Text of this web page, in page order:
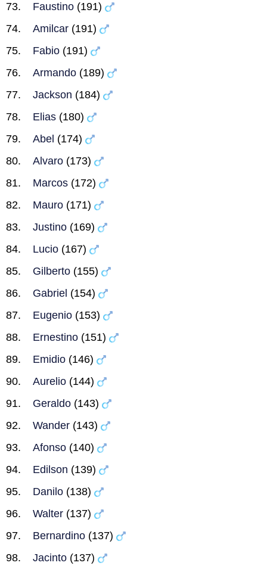
Faustino (191)
Amilcar (191)
Fabio (191)
Armando (189)
Jackson (184)
Elias (180)
Abel (174)
Alvaro (173)
Marcos (172)
Mauro (171)
Justino (169)
Lucio (167)
Gilberto (155)
Gabriel (154)
Eugenio (153)
Ernestino (151)
Emidio (146)
Aurelio (144)
Geraldo (143)
Wander (143)
Afonso (140)
Edilson (139)
Danilo (138)
Walter (137)
Bernardino (137)
Jacinto (137)